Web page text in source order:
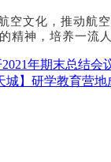
文化，推动航空
精神，培养一流
年期末总结会
】研学教育营地